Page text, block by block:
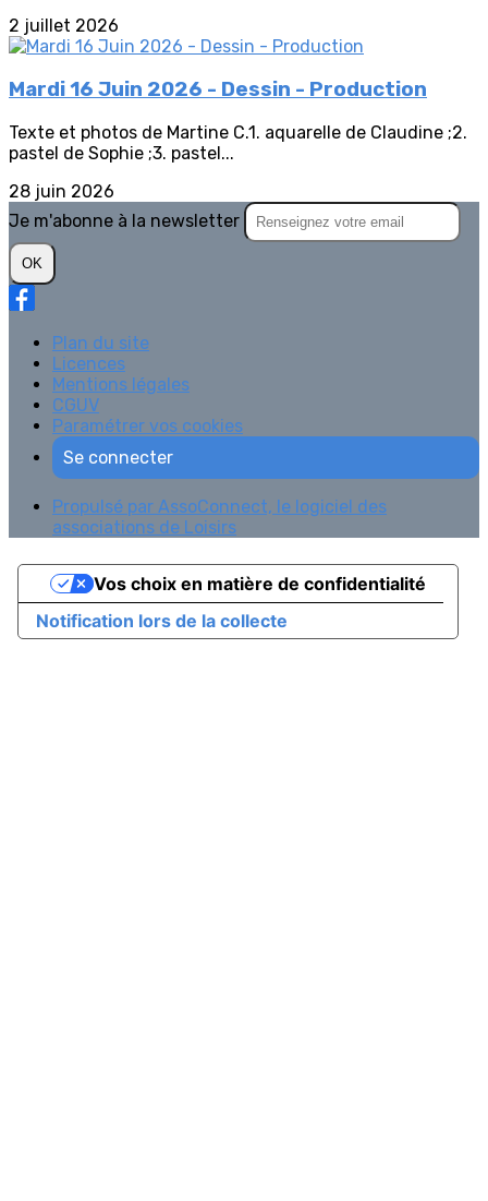
2 juillet 2026
Mardi 16 Juin 2026 - Dessin - Production
Texte et photos de Martine C.1. aquarelle de Claudine ;2.
pastel de Sophie ;3. pastel...
28 juin 2026
Je m'abonne à la newsletter
OK
Plan du site
Licences
Mentions légales
CGUV
Paramétrer vos cookies
Se connecter
Propulsé par AssoConnect, le logiciel des
associations de Loisirs
Notification lors de la collecte
Vos choix en matière de confidentialité